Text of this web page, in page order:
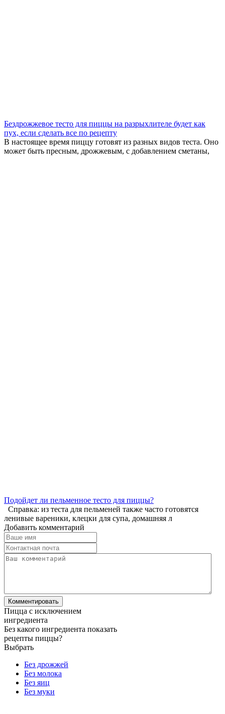
Бездрожжевое тесто для пиццы на разрыхлителе будет как
пух, если сделать все по рецепту
В настоящее время пиццу готовят из разных видов теста. Оно
может быть пресным, дрожжевым, с добавлением сметаны,
Подойдет ли пельменное тесто для пиццы?
Справка: из теста для пельменей также часто готовятся
ленивые вареники, клецки для супа, домашняя л
Добавить комментарий
Пицца с исключением
ингредиента
Без какого ингредиента показать
рецепты пиццы?
Выбрать
Без дрожжей
Без молока
Без яиц
Без муки